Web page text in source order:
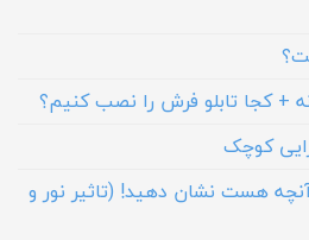
+ کجا تابلو فرش را نصب کنیم؟
کوچک
آنچه هست نشان دهید! (تاثیر نور و